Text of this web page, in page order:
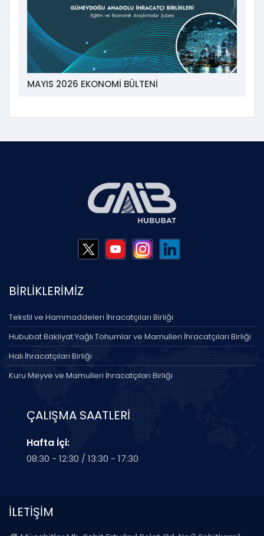
MAYIS 2026 EKONOMİ BÜLTENİ
BİRLİKLERİMİZ
Tekstil ve Hammaddeleri İhracatçıları Birliği
Hububat Bakliyat Yağlı Tohumlar ve Mamulleri İhracatçıları Birliği
Halı İhracatçıları Birliği
Kuru Meyve ve Mamulleri İhracatçıları Birliği
ÇALIŞMA SAATLERİ
Hafta İçi:
08:30 - 12:30 / 13:30 - 17:30
İLETİŞİM